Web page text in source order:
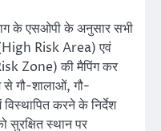
के एसओपी के अनुसार सभी
(High Risk Area) एवं
Zone) की मैपिंग कर
गौ-शालाओं, गौ-
विस्थापित करने के निर्देश
सुरक्षित स्थान पर